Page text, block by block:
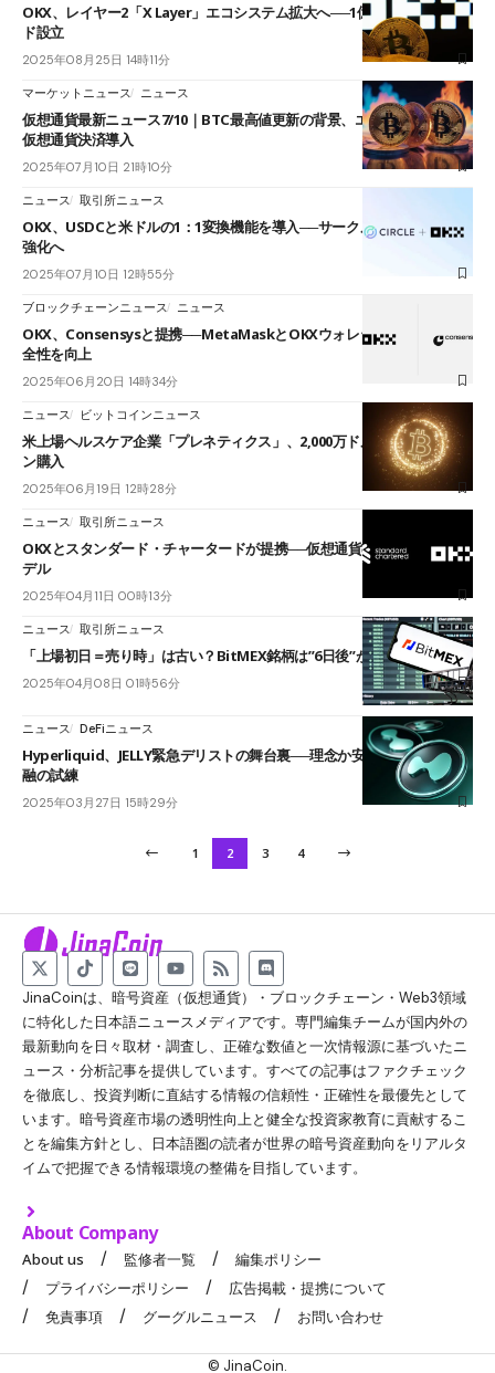
OKX、レイヤー2「X Layer」エコシステム拡大へ──1億ドル支援ファン
ド設立
2025年08月25日 14時11分
マーケットニュース ニュース
仮想通貨最新ニュース7/10｜BTC最高値更新の背景、エミレーツ航空で
仮想通貨決済導入
2025年07月10日 21時10分
ニュース 取引所ニュース
OKX、USDCと米ドルの1：1変換機能を導入──サークルと提携し流動性
強化へ
2025年07月10日 12時55分
ブロックチェーンニュース ニュース
OKX、Consensysと提携──MetaMaskとOKXウォレットの利便性と安
全性を向上
2025年06月20日 14時34分
ニュース ビットコインニュース
米上場ヘルスケア企業「プレネティクス」、2,000万ドル分のビットコイ
ン購入
2025年06月19日 12時28分
ニュース 取引所ニュース
OKXとスタンダード・チャータードが提携──仮想通貨の担保活用に新モ
デル
2025年04月11日 00時13分
ニュース 取引所ニュース
「上場初日＝売り時」は古い？BitMEX銘柄は”6日後”が鉄板パターンか
2025年04月08日 01時56分
ニュース DeFiニュース
Hyperliquid、JELLY緊急デリストの舞台裏──理念か安全か、分散型金
融の試練
2025年03月27日 15時29分
1 2 3 4
JinaCoinは、暗号資産（仮想通貨）・ブロックチェーン・Web3領域
に特化した日本語ニュースメディアです。専門編集チームが国内外の
最新動向を日々取材・調査し、正確な数値と一次情報源に基づいたニ
ュース・分析記事を提供しています。すべての記事はファクチェック
を徹底し、投資判断に直結する情報の信頼性・正確性を最優先として
います。暗号資産市場の透明性向上と健全な投資家教育に貢献するこ
とを編集方針とし、日本語圏の読者が世界の暗号資産動向をリアルタ
イムで把握できる情報環境の整備を目指しています。
About Company
About us 監修者一覧
編集ポリシー
プライバシーポリシー
広告掲載・提携について
免責事項
グーグルニュース お問い合わせ
© JinaCoin.